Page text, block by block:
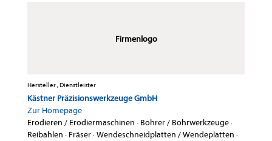
Firmenlogo
Hersteller , Dienstleister
Kästner Präzisionswerkzeuge GmbH
Zur Homepage
Erodieren / Erodiermaschinen · Bohrer / Bohrwerkzeuge·
Reibahlen · Fräser·Wendeschneidplatten / Wendeplatten ·